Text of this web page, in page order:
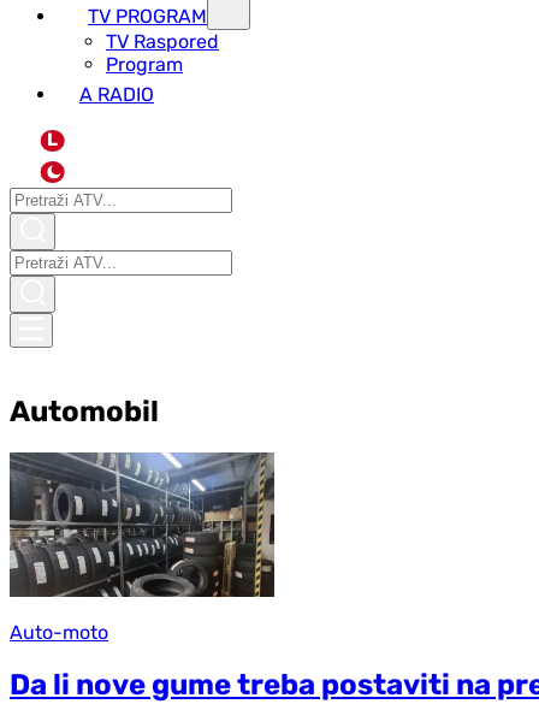
TV PROGRAM
ТV Raspored
Program
A RADIO
L
Automobil
Auto-moto
Da li nove gume treba postaviti na